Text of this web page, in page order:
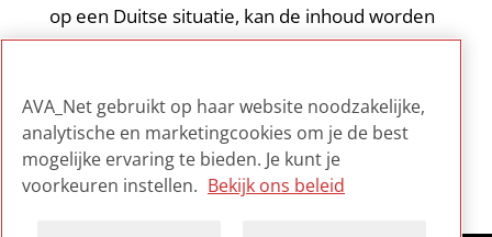
op een Duitse situatie, kan de inhoud worden
gezien als een belangrijke bijdrage aan de
Repositories.
AVA_Net gebruikt op haar website noodzakelijke,
analytische en marketingcookies om je de best
mogelijke ervaring te bieden. Je kunt je
voorkeuren instellen. Bekijk ons beleid